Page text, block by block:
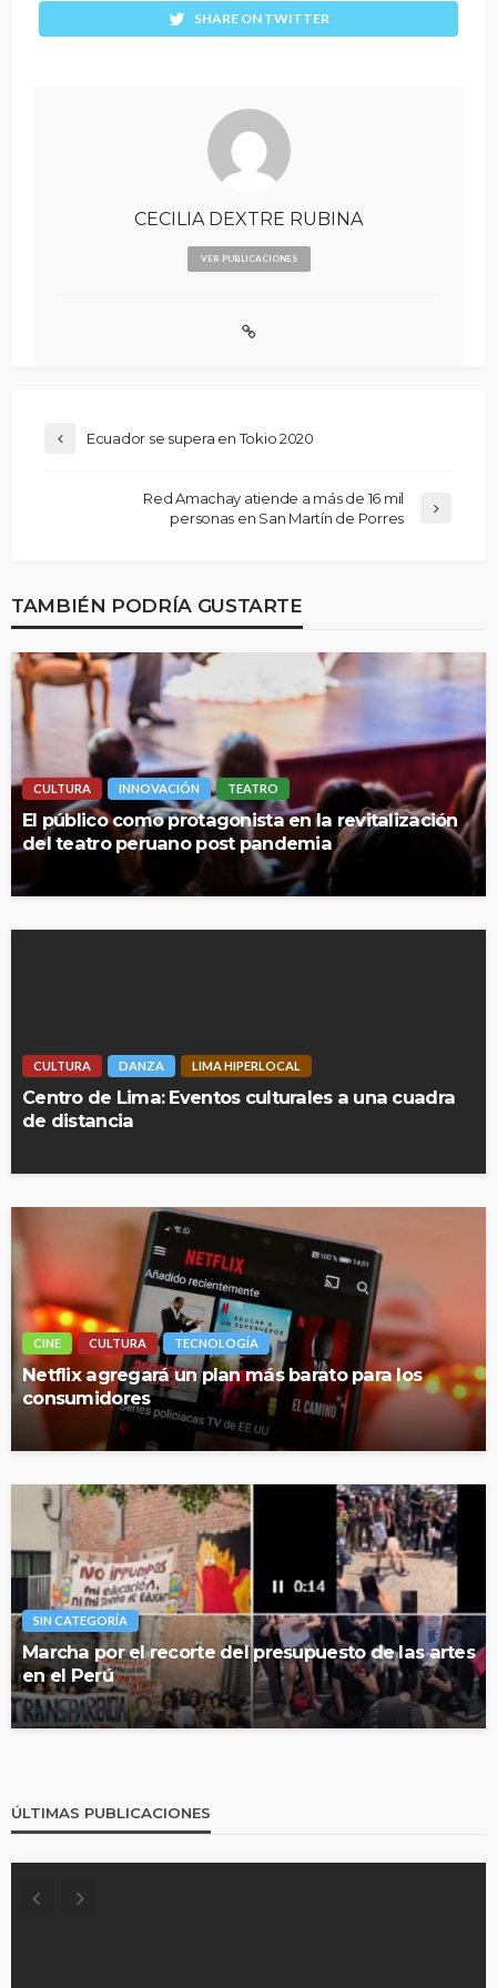
SHARE ON TWITTER
CECILIA DEXTRE RUBINA
VER PUBLICACIONES
Ecuador se supera en Tokio 2020
Red Amachay atiende a más de 16 mil
personas en San Martín de Porres
TAMBIÉN PODRÍA GUSTARTE
CULTURA INNOVACIÓN TEATRO
El público como protagonista en la revitalización
del teatro peruano post pandemia
CULTURA DANZA LIMA HIPERLOCAL
Centro de Lima: Eventos culturales a una cuadra
de distancia
CINE CULTURA TECNOLOGÍA
Netflix agregará un plan más barato para los
consumidores
SIN CATEGORÍA
Marcha por el recorte del presupuesto de las artes
en el Perú
ÚLTIMAS PUBLICACIONES